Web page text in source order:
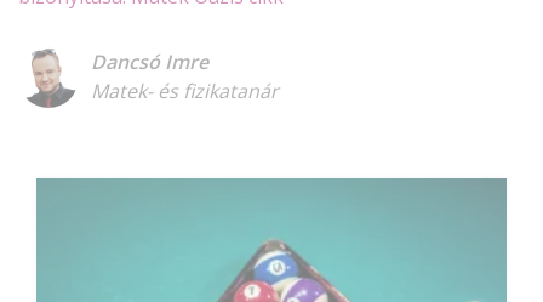
Dancsó Imre
Matek- és fizikatanár